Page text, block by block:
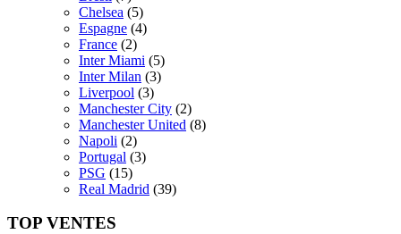
Chelsea (5)
Espagne (4)
France (2)
Inter Miami (5)
Inter Milan (3)
Liverpool (3)
Manchester City (2)
Manchester United (8)
Napoli (2)
Portugal (3)
PSG (15)
Real Madrid (39)
TOP VENTES